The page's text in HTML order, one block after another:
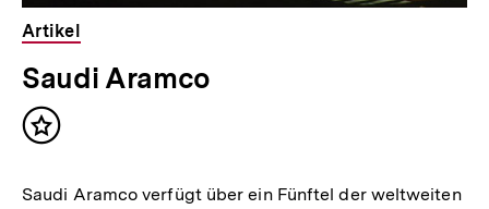
Artikel
Saudi Aramco
Inhalt
Saudi Aramco verfügt über ein Fünftel der weltweiten